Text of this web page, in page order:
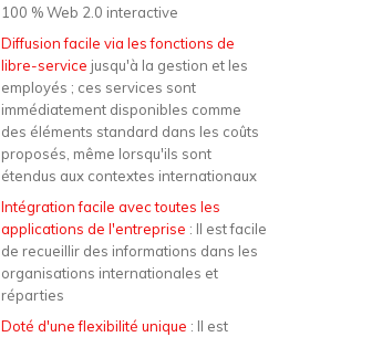
100 % Web 2.0 interactive
Diffusion facile via les fonctions de
libre-service jusqu'à la gestion et les
employés ; ces services sont
immédiatement disponibles comme
des éléments standard dans les coûts
proposés, même lorsqu'ils sont
étendus aux contextes internationaux
Intégration facile avec toutes les
applications de l'entreprise : Il est facile
de recueillir des informations dans les
organisations internationales et
réparties
Doté d'une flexibilité unique : Il est